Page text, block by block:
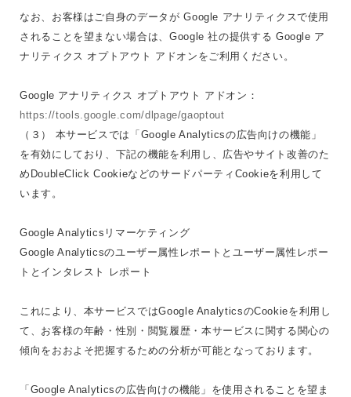
なお、お客様はご自身のデータが Google アナリティクスで使用
されることを望まない場合は、Google 社の提供する Google ア
ナリティクス オプトアウト アドオンをご利用ください。
Google アナリティクス オプトアウト アドオン：
https://tools.google.com/dlpage/gaoptout
（３） 本サービスでは「Google Analyticsの広告向けの機能」
を有効にしており、下記の機能を利用し、広告やサイト改善のた
めDoubleClick CookieなどのサードパーティCookieを利用して
います。
Google Analyticsリマーケティング
Google Analyticsのユーザー属性レポートとユーザー属性レポー
トとインタレスト レポート
これにより、本サービスではGoogle AnalyticsのCookieを利用し
て、お客様の年齢・性別・閲覧履歴・本サービスに関する関心の
傾向をおおよそ把握するための分析が可能となっております。
「Google Analyticsの広告向けの機能」を使用されることを望ま